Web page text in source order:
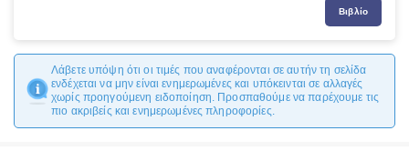
Βιβλίο
Λάβετε υπόψη ότι οι τιμές που αναφέρονται σε αυτήν τη σελίδα
ενδέχεται να μην είναι ενημερωμένες και υπόκεινται σε αλλαγές
χωρίς προηγούμενη ειδοποίηση. Προσπαθούμε να παρέχουμε τις
πιο ακριβείς και ενημερωμένες πληροφορίες.